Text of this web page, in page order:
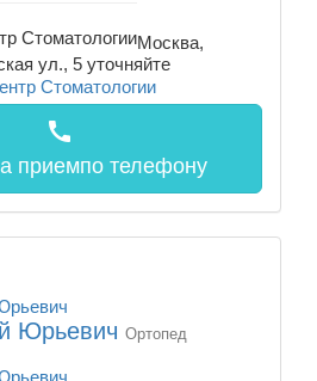
СтоматологииМосква,
ул., 5 уточняйте
call
приемпо телефону
Юрьевич Ортопед